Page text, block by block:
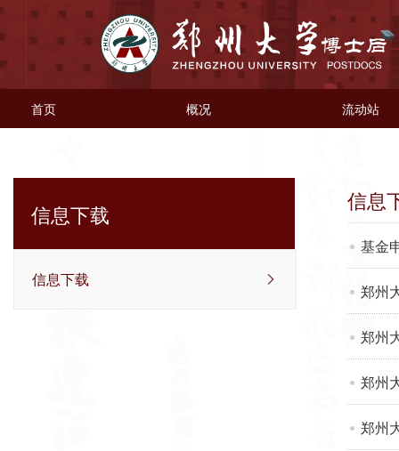
首页 概况 流动站
信息下载
信息下载
信息
基金
郑州
郑州
郑州
郑州